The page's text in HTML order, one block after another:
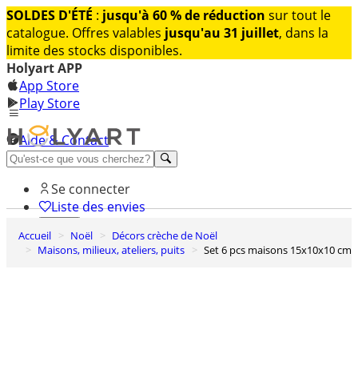
SOLDES D'ÉTÉ : jusqu'à 60 % de réduction sur tout le
catalogue. Offres valables jusqu'au 31 juillet, dans la
limite des stocks disponibles.
Holyart APP
App Store
Play Store
Aide & Contact
Découvrez Premium
Se connecter
Liste des envies
0
Panier
Accueil Noël
Décors crèche de Noël
Maisons, milieux, ateliers, puits
Set 6 pcs maisons 15x10x10 cm